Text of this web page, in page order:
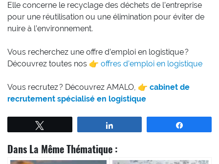
Elle concerne le recyclage des déchets de l’entreprise
pour une réutilisation ou une élimination pour éviter de
nuire à l’environnement.
Vous recherchez une offre d’emploi en logistique ?
Découvrez toutes nos 👉 offres d’emploi en logistique
Vous recrutez ? Découvrez AMALO, 👉 cabinet de
recrutement spécialisé en logistique
Dans La Même Thématique :